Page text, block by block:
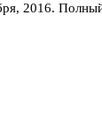
2016.